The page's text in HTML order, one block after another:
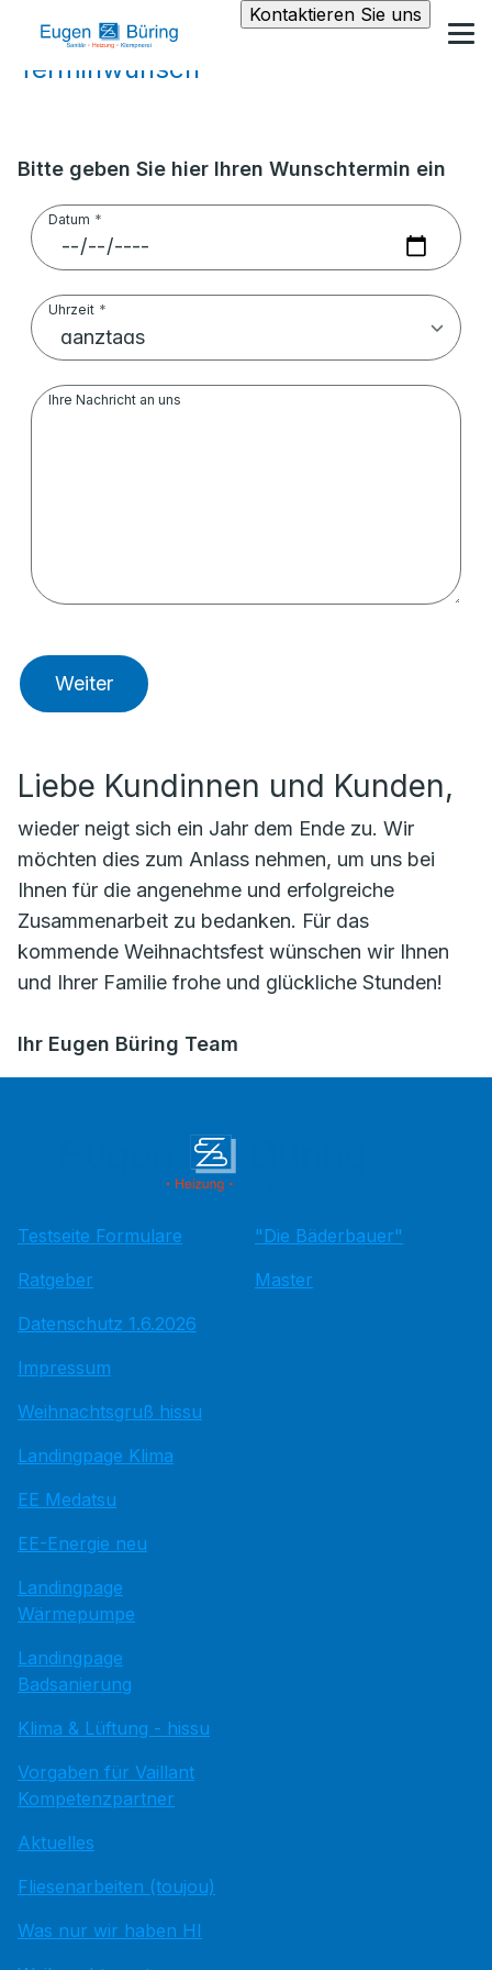
Kontaktieren Sie uns
Terminwunsch
Bitte geben Sie hier Ihren Wunschtermin ein
Datum
Uhrzeit
Ihre Nachricht an uns
Weiter
Liebe Kundinnen und Kunden,
wieder neigt sich ein Jahr dem Ende zu. Wir
möchten dies zum Anlass nehmen, um uns bei
Ihnen für die angenehme und erfolgreiche
Zusammenarbeit zu bedanken. Für das
kommende Weihnachtsfest wünschen wir Ihnen
und Ihrer Familie frohe und glückliche Stunden!
Ihr Eugen Büring Team
Testseite Formulare
Ratgeber
Datenschutz 1.6.2026
Impressum
Weihnachtsgruß hissu
Landingpage Klima
EE Medatsu
EE-Energie neu
Landingpage
Wärmepumpe
Landingpage
Badsanierung
Klima & Lüftung - hissu
Vorgaben für Vaillant
Kompetenzpartner
Aktuelles
Fliesenarbeiten (toujou)
Was nur wir haben HI
"Die Bäderbauer"
Master